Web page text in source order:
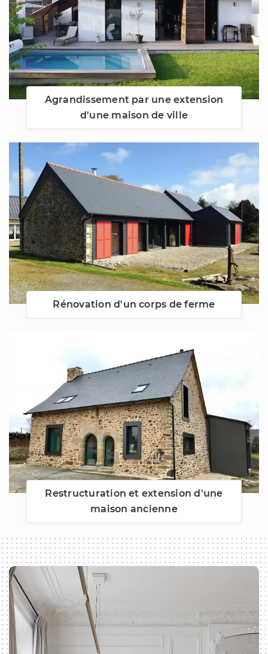
Agrandissement par une extension
d'une maison de ville
Rénovation d'un corps de ferme
Restructuration et extension d'une
maison ancienne